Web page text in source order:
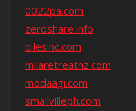
0022pa.com
zeroshare.info
bilesinc.com
milaretreatnz.com
modaagi.com
smallvilleph.com